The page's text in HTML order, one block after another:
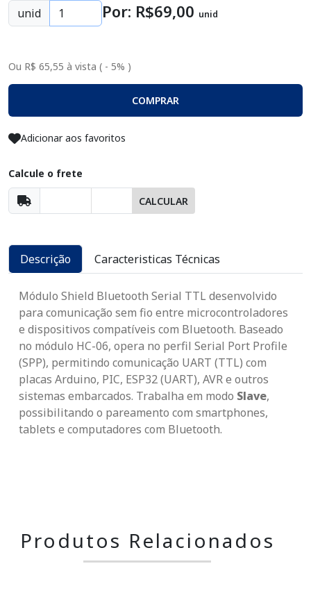
unid Por: R$69,00 unid
Ou R$ 65,55 à vista ( - 5% )
COMPRAR
Adicionar aos favoritos
Calcule o frete
CALCULAR
Descrição Caracteristicas Técnicas
Módulo Shield Bluetooth Serial TTL desenvolvido
para comunicação sem fio entre microcontroladores
e dispositivos compatíveis com Bluetooth. Baseado
no módulo HC-06, opera no perfil Serial Port Profile
(SPP), permitindo comunicação UART (TTL) com
placas Arduino, PIC, ESP32 (UART), AVR e outros
sistemas embarcados. Trabalha em modo Slave,
possibilitando o pareamento com smartphones,
tablets e computadores com Bluetooth.
Produtos Relacionados